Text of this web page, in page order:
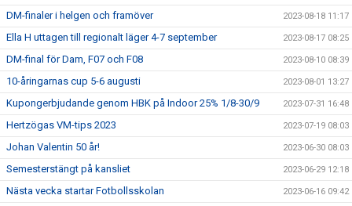
DM-finaler i helgen och framöver 2023-08-18 11:17
Ella H uttagen till regionalt läger 4-7 september 2023-08-17 08:25
DM-final för Dam, F07 och F08 2023-08-10 08:39
10-åringarnas cup 5-6 augusti 2023-08-01 13:27
Kupongerbjudande genom HBK på Indoor 25% 1/8-30/9 2023-07-31 16:48
Hertzögas VM-tips 2023 2023-07-19 08:03
Johan Valentin 50 år! 2023-06-30 08:03
Semesterstängt på kansliet 2023-06-29 12:18
Nästa vecka startar Fotbollsskolan 2023-06-16 09:42